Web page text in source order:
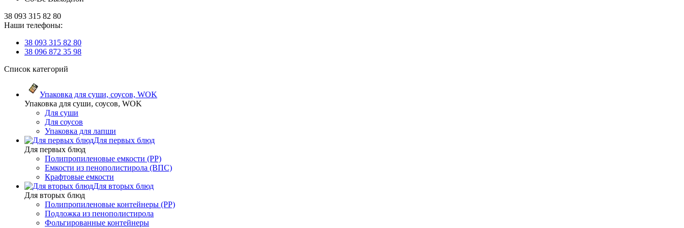
38 093 315 82 80
Наши телефоны:
38 093 315 82 80
38 096 872 35 98
Список категорий
Упаковка для суши, соусов, WOK
Упаковка для суши, соусов, WOK
Для суши
Для соусов
Упаковка для лапши
Для первых блюд
Для первых блюд
Полипропиленовые емкости (PP)
Емкости из пенополистирола (ВПС)
Крафтовые емкости
Для вторых блюд
Для вторых блюд
Полипропиленовые контейнеры (PP)
Подложка из пенополистирола
Фольгированные контейнеры